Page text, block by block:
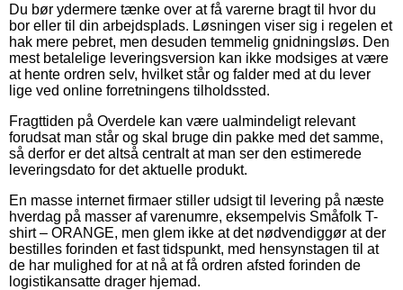
Du bør ydermere tænke over at få varerne bragt til hvor du
bor eller til din arbejdsplads. Løsningen viser sig i regelen et
hak mere pebret, men desuden temmelig gnidningsløs. Den
mest betalelige leveringsversion kan ikke modsiges at være
at hente ordren selv, hvilket står og falder med at du lever
lige ved online forretningens tilholdssted.
Fragttiden på Overdele kan være ualmindeligt relevant
forudsat man står og skal bruge din pakke med det samme,
så derfor er det altså centralt at man ser den estimerede
leveringsdato for det aktuelle produkt.
En masse internet firmaer stiller udsigt til levering på næste
hverdag på masser af varenumre, eksempelvis Småfolk T-
shirt – ORANGE, men glem ikke at det nødvendiggør at der
bestilles forinden et fast tidspunkt, med hensynstagen til at
de har mulighed for at nå at få ordren afsted forinden de
logistikansatte drager hjemad.